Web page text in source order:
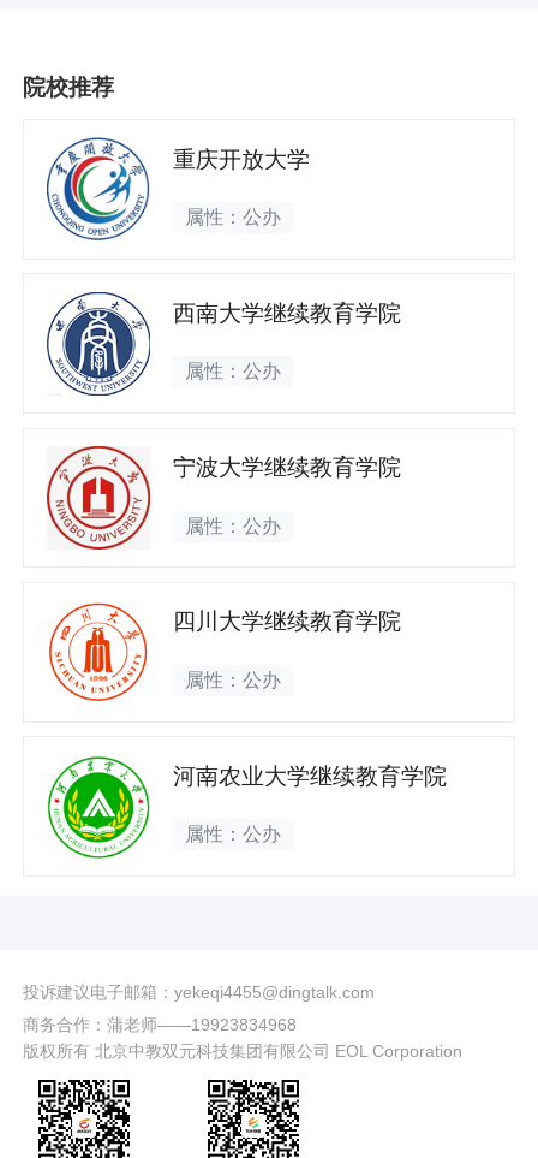
院校推荐
重庆开放大学
属性：公办
西南大学继续教育学院
属性：公办
宁波大学继续教育学院
属性：公办
四川大学继续教育学院
属性：公办
河南农业大学继续教育学院
属性：公办
投诉建议电子邮箱：yekeqi4455@dingtalk.com
商务合作：蒲老师——19923834968
版权所有 北京中教双元科技集团有限公司 EOL Corporation